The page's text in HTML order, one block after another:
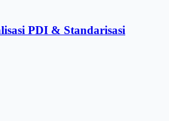
PDI & Standarisasi